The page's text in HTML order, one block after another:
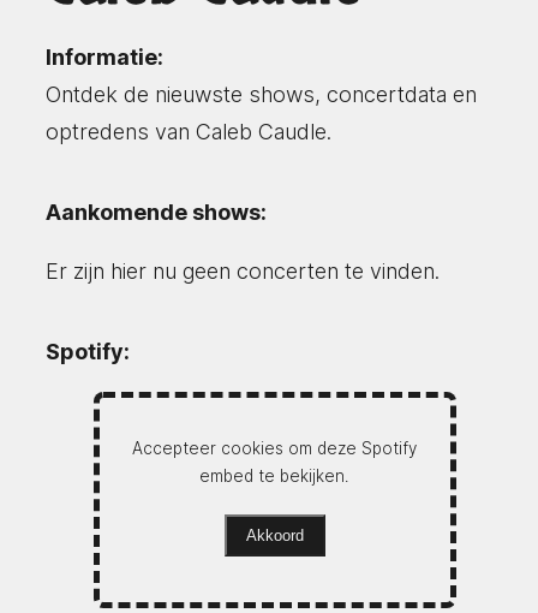
Informatie:
Ontdek de nieuwste shows, concertdata en
optredens van Caleb Caudle.
Aankomende shows:
Er zijn hier nu geen concerten te vinden.
Spotify:
Accepteer cookies om deze Spotify
embed te bekijken.
Akkoord